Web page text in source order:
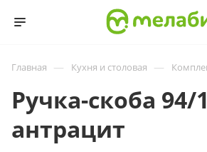
Главная — Кухня и столовая —
Ручка-скоба 94/
антрацит